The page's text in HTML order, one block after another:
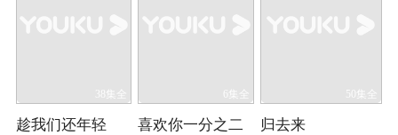
38集全
趁我们还年轻
6集全
喜欢你一分之二
50集全
归去来